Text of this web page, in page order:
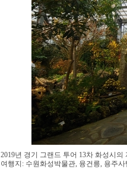
2019년 경기 그랜드 투어 13차 화성시
여행지: 수원화성박물관, 융건릉, 용주